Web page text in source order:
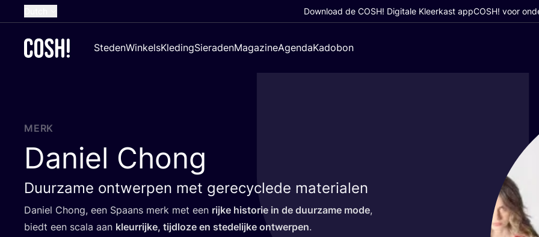
French
Croatian
Download de COSH! Digitale Kleerkast appCOSH! voor
StedenWinkelsKledingSieradenMagazineAgendaKadobon
MERK
Daniel Chong
Duurzame ontwerpen met gerecyclede materialen
Daniel Chong, een Spaans merk met een rij­ke his­to­rie in de duur­za­me mode,
biedt een sca­la aan kleur­rij­ke, tijd­lo­ze en ste­de­lij­ke ont­wer­pen.